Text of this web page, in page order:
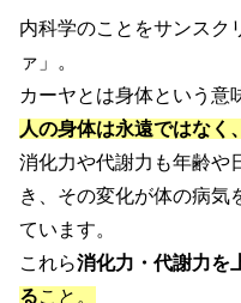
内科学のことをサンスク
ァ」。
カーヤとは身体という意
人の身体は永遠ではなく
消化力や代謝力も年齢や
き、その変化が体の病気
ています。
これら消化力・代謝力を
ること。